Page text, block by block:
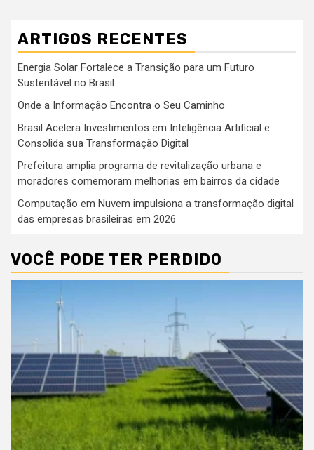
ARTIGOS RECENTES
Energia Solar Fortalece a Transição para um Futuro
Sustentável no Brasil
Onde a Informação Encontra o Seu Caminho
Brasil Acelera Investimentos em Inteligência Artificial e
Consolida sua Transformação Digital
Prefeitura amplia programa de revitalização urbana e
moradores comemoram melhorias em bairros da cidade
Computação em Nuvem impulsiona a transformação digital
das empresas brasileiras em 2026
VOCÊ PODE TER PERDIDO